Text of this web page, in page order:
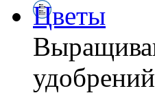
Цветы
удобрений